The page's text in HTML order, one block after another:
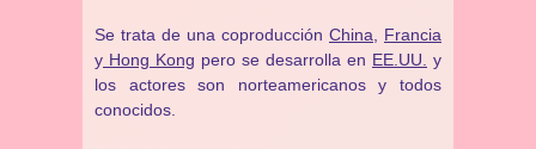
Se trata de una coproducción China
Francia
y Hong Kong pero se desarrolla en EE.UU.
y
los actores son norteamericanos y todos
conocidos.